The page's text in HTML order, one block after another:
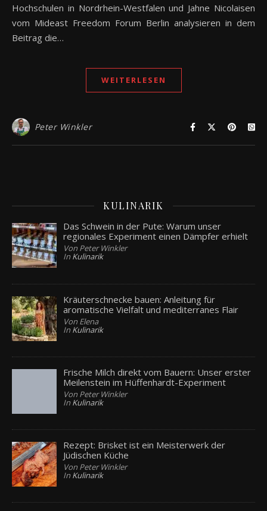
Hochschulen in Nordrhein-Westfalen und Jahne Nicolaisen
vom Mideast Freedom Forum Berlin analysieren in dem
Beitrag die…
WEITERLESEN
Peter Winkler
KULINARIK
Das Schwein in der Pute: Warum unser
regionales Experiment einen Dämpfer erhielt
Von Peter Winkler
In Kulinarik
Kräuterschnecke bauen: Anleitung für
aromatische Vielfalt und mediterranes Flair
Von Elena
In Kulinarik
Frische Milch direkt vom Bauern: Unser erster
Meilenstein im Hüffenhardt-Experiment
Von Peter Winkler
In Kulinarik
Rezept: Brisket ist ein Meisterwerk der
Jüdischen Küche
Von Peter Winkler
In Kulinarik